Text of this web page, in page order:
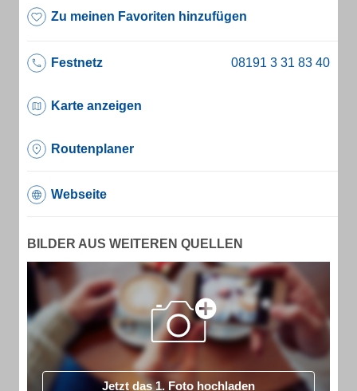
Zu meinen Favoriten hinzufügen
Festnetz
Karte anzeigen
Routenplaner
Webseite
BILDER AUS WEITEREN QUELLEN
Jetzt das 1. Foto hochladen